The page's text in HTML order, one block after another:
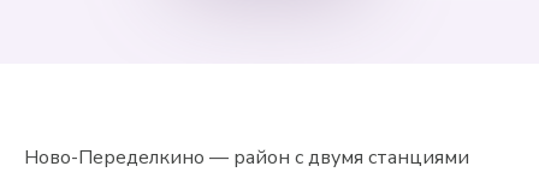
Ново-Переделкино — район с двумя станциями